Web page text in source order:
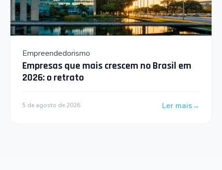
Empreendedorismo
Empresas que mais crescem no Brasil em
2026: o retrato
5 de agosto de 2026 Ler mais
: Empresas que